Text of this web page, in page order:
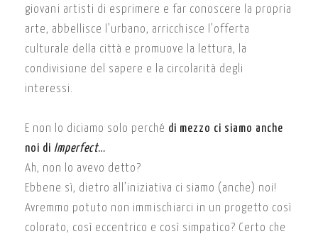
giovani artisti di esprimere e far conoscere la propria
arte, abbellisce l’urbano, arricchisce l’offerta
culturale della città e promuove la lettura, la
condivisione del sapere e la circolarità degli
interessi.
E non lo diciamo solo perché di mezzo ci siamo anche
noi di Imperfect…
Ah, non lo avevo detto?
Ebbene sì, dietro all’iniziativa ci siamo (anche) noi!
Avremmo potuto non immischiarci in un progetto così
colorato, così eccentrico e così simpatico? Certo che